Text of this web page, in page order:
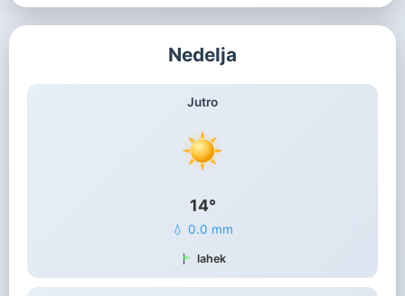
Nedelja
Jutro
14°
💧 0.0 mm
lahek